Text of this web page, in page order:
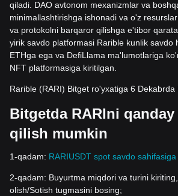
qiladi. DAO avtonom mexanizmlar va
minimallashtirishga ishonadi va o'z
va protokolni barqaror qilishga e'tibor
yirik savdo platformasi Rarible kunlik savdo
ETHga ega va DefiLlama ma'lumotlariga
NFT platformasiga kiritilgan.
Rarible (RARI) Bitget ro'yxatiga 6 Dekabrda
Bitgetda RARIni qanday
qilish mumkin
1-qadam: RARIUSDT spot savdo sahifasiga
2-qadam: Buyurtma miqdori va turini
olish/Sotish tugmasini bosing;